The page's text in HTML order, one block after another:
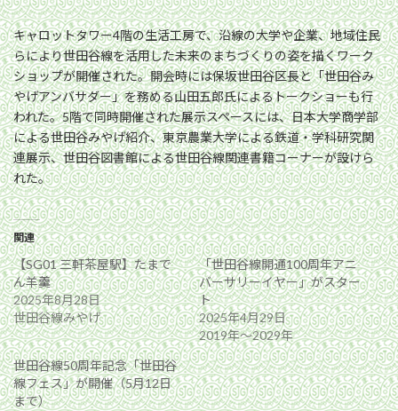
キャロットタワー4階の生活工房で、沿線の大学や企業、地域住民
らにより世田谷線を活用した未来のまちづくりの姿を描くワーク
ショップが開催された。開会時には保坂世田谷区長と「世田谷み
やげアンバサダー」を務める山田五郎氏によるトークショーも行
われた。5階で同時開催された展示スペースには、日本大学商学部
による世田谷みやげ紹介、東京農業大学による鉄道・学科研究関
連展示、世田谷図書館による世田谷線関連書籍コーナーが設けら
れた。
関連
【SG01 三軒茶屋駅】たまで
ん羊羹
2025年8月28日
世田谷線みやげ
「世田谷線開通100周年アニ
バーサリーイヤー」がスター
ト
2025年4月29日
2019年〜2029年
世田谷線50周年記念「世田谷
線フェス」が開催（5月12日
まで）